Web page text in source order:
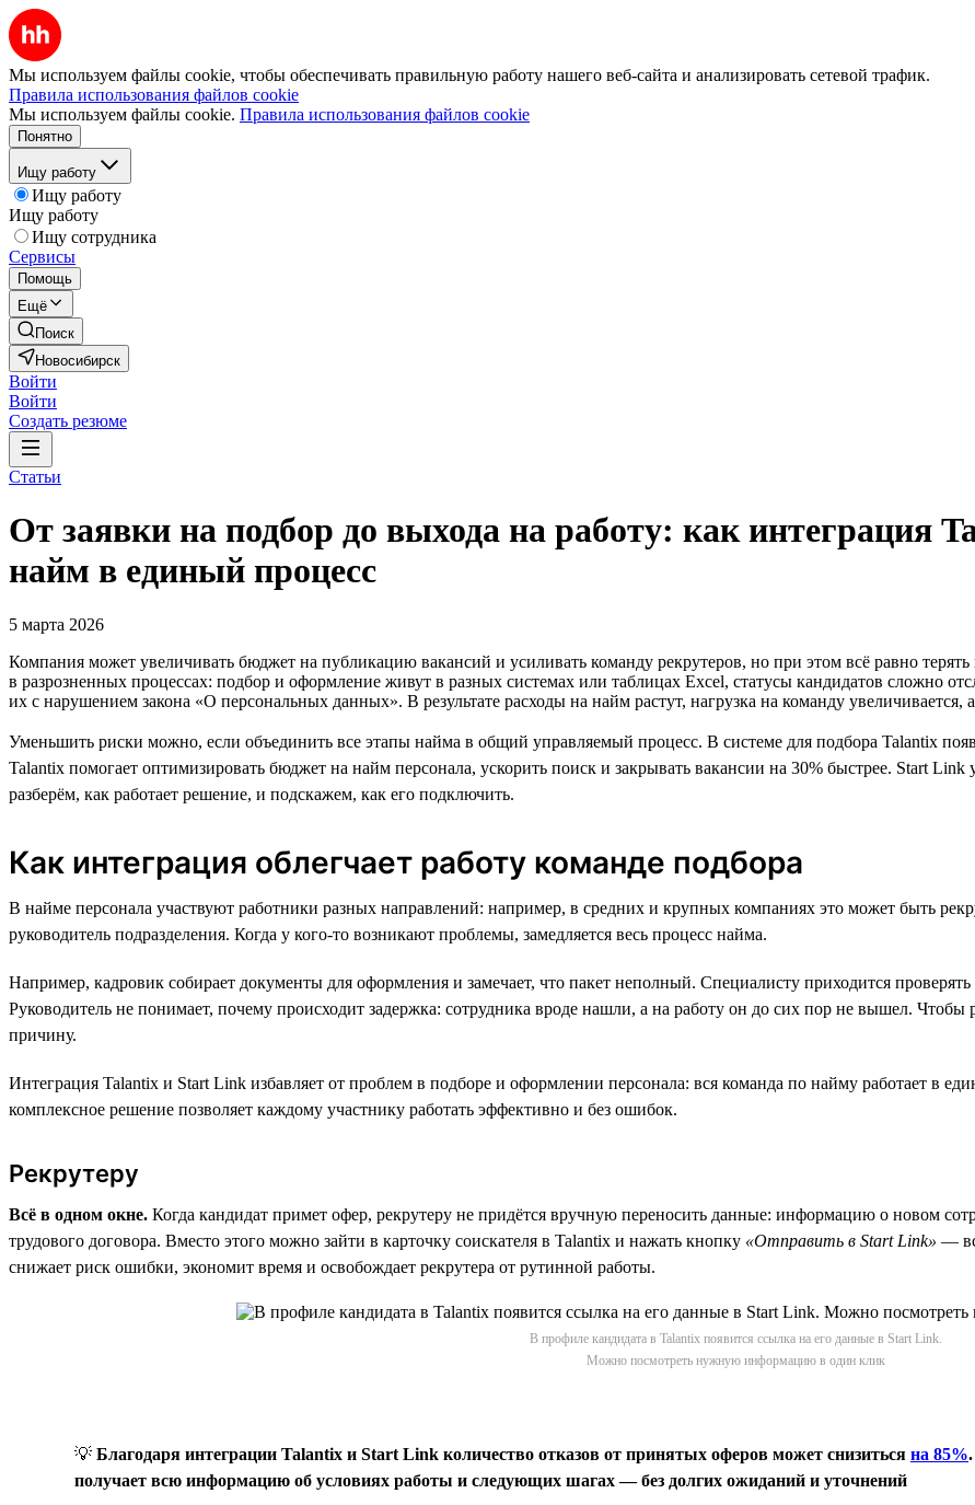
Мы используем файлы cookie, чтобы обеспечивать правильную работу нашего веб-сайта и анализировать сетевой трафик.
Правила использования файлов cookie
Мы используем файлы cookie. Правила использования файлов cookie
Понятно
Ищу работу
Ищу работу
Ищу работу
Ищу сотрудника
Сервисы
Помощь
Ещё
Поиск
Новосибирск
Войти
Войти
Создать резюме
Статьи
От заявки на подбор до выхода на работу: как интеграция
найм в единый процесс
5 марта 2026
Компания может увеличивать бюджет на публикацию вакансий и усиливать команду рекрутеров, но при этом всё равно
в разрозненных процессах: подбор и оформление живут в разных системах или таблицах Excel, статусы кандидатов сложно
их с нарушением закона «О персональных данных». В результате расходы на найм растут, нагрузка на команду увеличивается,
Уменьшить риски можно, если объединить все этапы найма в общий управляемый процесс. В системе для подбора Talantix
Talantix помогает оптимизировать бюджет на найм персонала, ускорить поиск и закрывать вакансии на 30% быстрее. Start
разберём, как работает решение, и подскажем, как его подключить.
Как интеграция облегчает работу команде подбора
В найме персонала участвуют работники разных направлений: например, в средних и крупных компаниях это может быть
руководитель подразделения. Когда у кого-то возникают проблемы, замедляется весь процесс найма.
Например, кадровик собирает документы для оформления и замечает, что пакет неполный. Специалисту приходится
Руководитель не понимает, почему происходит задержка: сотрудника вроде нашли, а на работу он до сих пор не вышел. Чтобы
причину.
Интеграция Talantix и Start Link избавляет от проблем в подборе и оформлении персонала: вся команда по найму работает в
комплексное решение позволяет каждому участнику работать эффективно и без ошибок.
Рекрутеру
Всё в одном окне. Когда кандидат примет офер, рекрутеру не придётся вручную переносить данные: информацию о новом
трудового договора. Вместо этого можно зайти в карточку соискателя в Talantix и нажать кнопку «Отправить в Start Link» —
снижает риск ошибки, экономит время и освобождает рекрутера от рутинной работы.
В профиле кандидата в Talantix появится ссылка на его данные в Start Link.
Можно посмотреть нужную информацию в один клик
💡 Благодаря интеграции Talantix и Start Link количество отказов от принятых оферов может снизиться на 85%
получает всю информацию об условиях работы и следующих шагах — без долгих ожиданий и уточнений